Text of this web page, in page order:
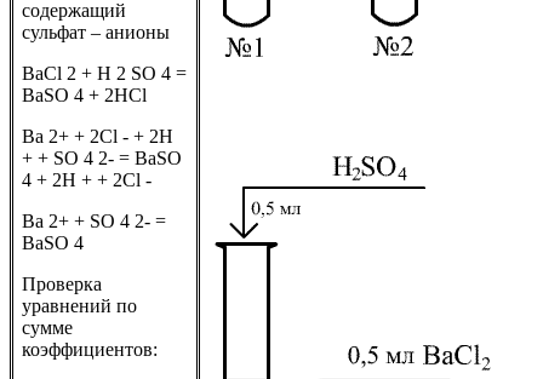
содержащий
сульфат – анионы
BaCl 2 + H 2 SO 4 =
BaSO 4 + 2HCl
Ba 2+ + 2Cl - + 2H
+ + SO 4 2- = BaSO
4 + 2H + + 2Cl -
Ba 2+ + SO 4 2- =
BaSO 4
Проверка
уравнений по
сумме
коэффициентов: